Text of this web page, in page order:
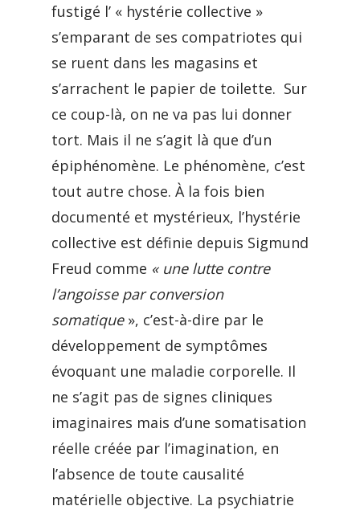
fustigé l’ « hystérie collective »
s’emparant de ses compatriotes qui
se ruent dans les magasins et
s’arrachent le papier de toilette. Sur
ce coup-là, on ne va pas lui donner
tort. Mais il ne s’agit là que d’un
épiphénomène. Le phénomène, c’est
tout autre chose. À la fois bien
documenté et mystérieux, l’hystérie
collective est définie depuis Sigmund
Freud comme « une lutte contre
l’angoisse par conversion
somatique », c’est-à-dire par le
développement de symptômes
évoquant une maladie corporelle. Il
ne s’agit pas de signes cliniques
imaginaires mais d’une somatisation
réelle créée par l’imagination, en
l’absence de toute causalité
matérielle objective. La psychiatrie